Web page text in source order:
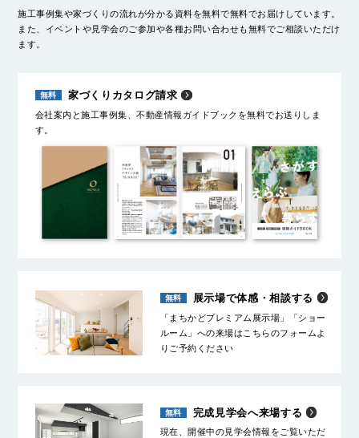
施工事例集や家づくりの流れが分かる資料を無料で無料でお届けしています。
また、イベントや見学会のご参加や各種お問い合わせも無料でご相談いただけ
ます。
家づくりカタログ請求
会社案内と施工事例集、不動産情報ガイドブックを無料でお送りしま
す。
展示場で体感・相談する
「まちかどプレミアム展示場」「ショー
ルーム」への来場はこちらのフォームよ
りご予約ください
完成見学会へ来場する
現在、開催中の見学会情報をご覧いただ